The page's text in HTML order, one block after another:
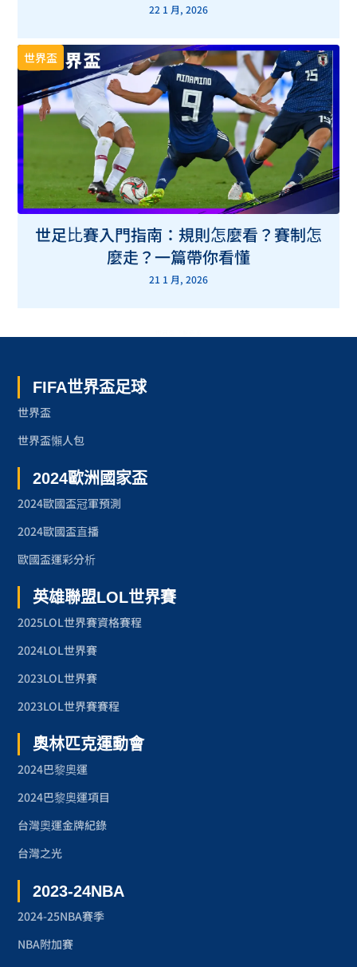
22 1 月, 2026
世界盃
世足比賽入門指南：規則怎麼看？賽制怎
麼走？一篇帶你看懂
21 1 月, 2026
FIFA世界盃足球
世界盃
世界盃懶人包
2024歐洲國家盃
2024歐國盃冠軍預測
2024歐國盃直播
歐國盃運彩分析
英雄聯盟LOL世界賽
2025LOL世界賽資格賽程
2024LOL世界賽
2023LOL世界賽
2023LOL世界賽賽程
奧林匹克運動會
2024巴黎奧運
2024巴黎奧運項目
台灣奧運金牌紀錄
台灣之光
2023-24NBA
2024-25NBA賽季
NBA附加賽